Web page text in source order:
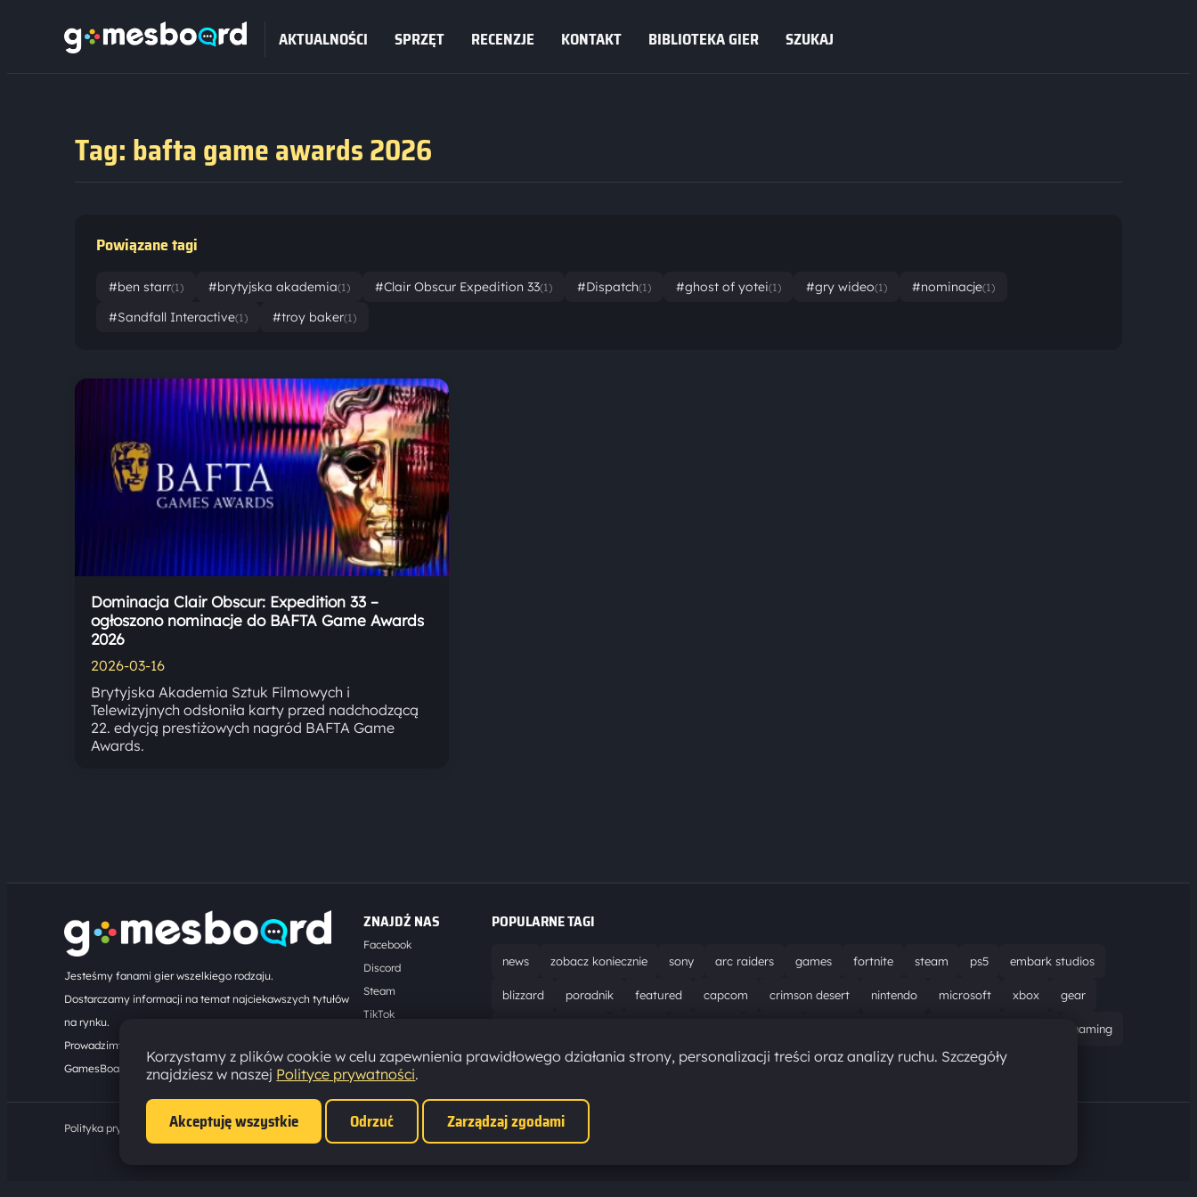
AKTUALNOŚCI SPRZĘT RECENZJE KONTAKT BIBLIOTEKA GIER SZUKAJ
Tag: bafta game awards 2026
Powiązane tagi
#ben starr(1) #brytyjska akademia(1) #Clair Obscur Expedition 33(1) #Dispatch(1) #ghost of yotei(1) #gry wideo(1) #nominacje(1)
#Sandfall Interactive(1) #troy baker(1)
Dominacja Clair Obscur: Expedition 33 –
ogłoszono nominacje do BAFTA Game Awards
2026
2026-03-16
Brytyjska Akademia Sztuk Filmowych i
Telewizyjnych odsłoniła karty przed nadchodzącą
22. edycją prestiżowych nagród BAFTA Game
Awards.
Jesteśmy fanami gier wszelkiego rodzaju.
Dostarczamy informacji na temat najciekawszych tytułów
na rynku.
Prowadzimy turnieje online. Działamy od 2008 roku.
GamesBoard.pl © 2026
ZNAJDŹ NAS
Facebook
Discord
Steam
TikTok
POPULARNE TAGI
news zobacz koniecznie sony arc raiders games fortnite steam ps5 embark studios
blizzard poradnik featured capcom crimson desert nintendo microsoft xbox gear
gaming
aktualizacja pc epic games hytale
Polityka prywatności · Ustawienia cookies
Korzystamy z plików cookie w celu zapewnienia prawidłowego działania strony, personalizacji treści oraz analizy ruchu. Szczegóły
znajdziesz w naszej Polityce prywatności.
Akceptuję wszystkie Odrzuć Zarządzaj zgodami